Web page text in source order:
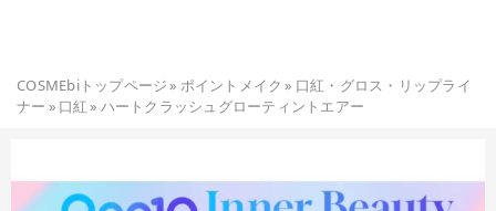
COSMEbiトップページ» ポイントメイク » 口紅・グロス・リップライ
ナー » 口紅» ハートクラッシュグローティントエアー